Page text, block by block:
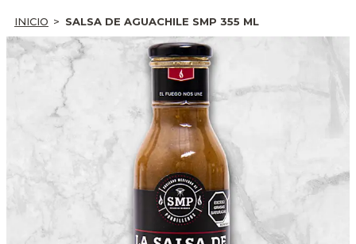
INICIO SALSA DE AGUACHILE SMP 355 ML